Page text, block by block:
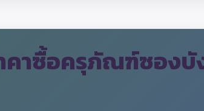
คาซื้อครุภัณฑ์ซอง